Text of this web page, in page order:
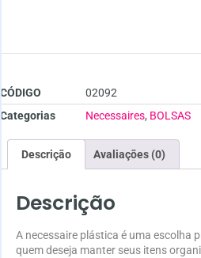
CÓDIGO
02092
Categorias
Necessaires, BOLSAS
Descrição Avaliações (0)
Descrição
A necessaire plástica é uma escolha
quem deseja manter seus itens